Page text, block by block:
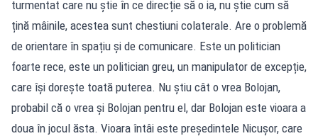
turmentat care nu știe în ce direcție să o ia, nu știe cum să
țină mâinile, acestea sunt chestiuni colaterale. Are o problemă
de orientare în spațiu și de comunicare. Este un politician
foarte rece, este un politician greu, un manipulator de excepție,
care își dorește toată puterea. Nu știu cât o vrea Bolojan,
probabil că o vrea și Bolojan pentru el, dar Bolojan este vioara a
doua în jocul ăsta. Vioara întâi este președintele Nicușor, care